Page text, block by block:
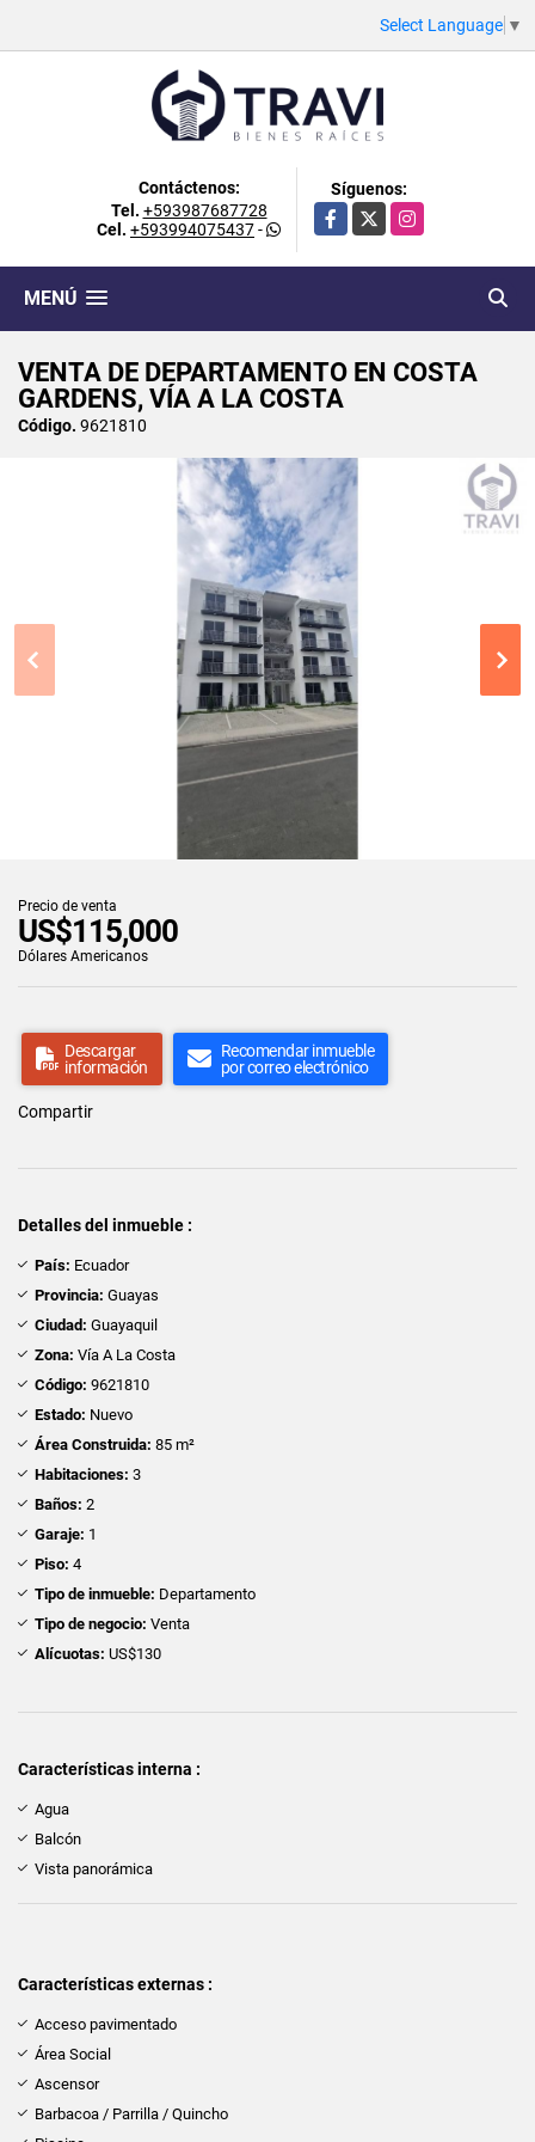
Select Language ▼
Contáctenos:
Tel. +593987687728
Cel. +593994075437-
Síguenos:
Facebook
X Instagram
MENÚ
VENTA DE DEPARTAMENTO EN COSTA
GARDENS, VÍA A LA COSTA
Código. 9621810
Precio de venta
US$115,000
Dólares Americanos
Descargar
información
Recomendar inmueble
por correo electrónico
Compartir
Detalles del inmueble :
País: Ecuador
Provincia: Guayas
Ciudad: Guayaquil
Zona: Vía A La Costa
Código: 9621810
Estado: Nuevo
Área Construida: 85 m²
Habitaciones: 3
Baños: 2
Garaje: 1
Piso: 4
Tipo de inmueble: Departamento
Tipo de negocio: Venta
Alícuotas: US$130
Características interna :
Agua
Balcón
Vista panorámica
Características externas :
Acceso pavimentado
Área Social
Ascensor
Barbacoa / Parrilla / Quincho